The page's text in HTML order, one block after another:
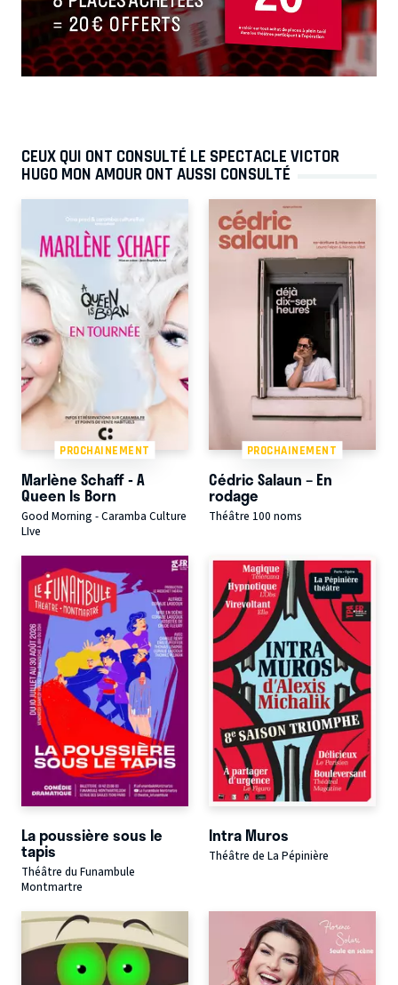
CEUX QUI ONT CONSULTÉ LE SPECTACLE VICTOR
HUGO MON AMOUR ONT AUSSI CONSULTÉ
PROCHAINEMENT
Marlène Schaff - A
Queen Is Born
Good Morning - Caramba Culture
LIve
PROCHAINEMENT
Cédric Salaun – En
rodage
Théâtre 100 noms
La poussière sous le
tapis
Théâtre du Funambule
Montmartre
Intra Muros
Théâtre de La Pépinière